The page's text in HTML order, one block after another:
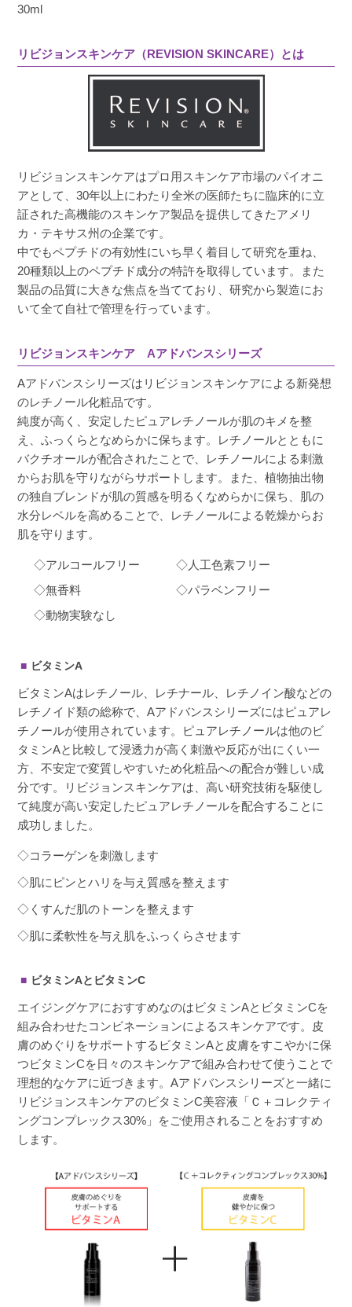
30ml
リビジョンスキンケア（REVISION SKINCARE）とは
リビジョンスキンケアはプロ用スキンケア市場のパイオニ
アとして、30年以上にわたり全米の医師たちに臨床的に立
証された高機能のスキンケア製品を提供してきたアメリ
カ・テキサス州の企業です。
中でもペプチドの有効性にいち早く着目して研究を重ね、
20種類以上のペプチド成分の特許を取得しています。また
製品の品質に大きな焦点を当てており、研究から製造にお
いて全て自社で管理を行っています。
リビジョンスキンケア Aアドバンスシリーズ
Aアドバンスシリーズはリビジョンスキンケアによる新発想
のレチノール化粧品です。
純度が高く、安定したピュアレチノールが肌のキメを整
え、ふっくらとなめらかに保ちます。レチノールとともに
バクチオールが配合されたことで、レチノールによる刺激
からお肌を守りながらサポートします。また、植物抽出物
の独自ブレンドが肌の質感を明るくなめらかに保ち、肌の
水分レベルを高めることで、レチノールによる乾燥からお
肌を守ります。
◇アルコールフリー
◇人工色素フリー
◇無香料
◇パラベンフリー
◇動物実験なし
ビタミンA
ビタミンAはレチノール、レチナール、レチノイン酸などの
レチノイド類の総称で、Aアドバンスシリーズにはピュアレ
チノールが使用されています。ピュアレチノールは他のビ
タミンAと比較して浸透力が高く刺激や反応が出にくい一
方、不安定で変質しやすいため化粧品への配合が難しい成
分です。リビジョンスキンケアは、高い研究技術を駆使し
て純度が高い安定したピュアレチノールを配合することに
成功しました。
◇コラーゲンを刺激します
◇肌にピンとハリを与え質感を整えます
◇くすんだ肌のトーンを整えます
◇肌に柔軟性を与え肌をふっくらさせます
ビタミンAとビタミンC
エイジングケアにおすすめなのはビタミンAとビタミンCを
組み合わせたコンビネーションによるスキンケアです。皮
膚のめぐりをサポートするビタミンAと皮膚をすこやかに保
つビタミンCを日々のスキンケアで組み合わせて使うことで
理想的なケアに近づきます。Aアドバンスシリーズと一緒に
リビジョンスキンケアのビタミンC美容液「Ｃ＋コレクティ
ングコンプレックス30%」をご使用されることをおすすめ
します。